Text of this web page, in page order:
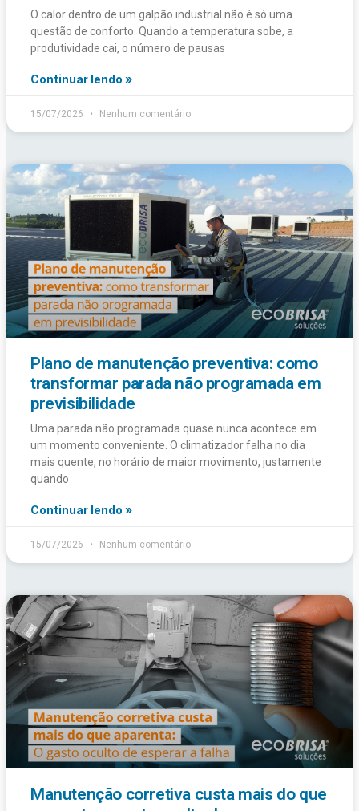
O calor dentro de um galpão industrial não é só uma
questão de conforto. Quando a temperatura sobe, a
produtividade cai, o número de pausas
Continuar lendo »
15/07/2026 Nenhum comentário
Plano de manutenção preventiva: como
transformar parada não programada em
previsibilidade
Uma parada não programada quase nunca acontece em
um momento conveniente. O climatizador falha no dia
mais quente, no horário de maior movimento, justamente
quando
Continuar lendo »
15/07/2026 Nenhum comentário
Manutenção corretiva custa mais do que